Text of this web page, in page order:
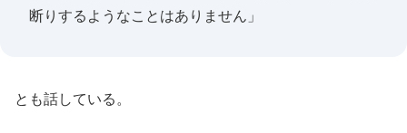
断りするようなことはありません」
とも話している。